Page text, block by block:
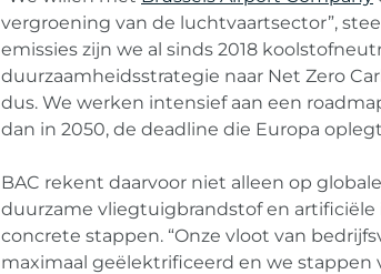
vergroening van de luchtvaartsector”,
emissies zijn we al sinds 2018
duurzaamheidsstrategie naar Net Zero
dus. We werken intensief aan een
dan in 2050, de deadline die Europa
BAC rekent daarvoor niet alleen op
duurzame vliegtuigbrandstof en
concrete stappen. “Onze vloot van
maximaal geëlektrificeerd en we